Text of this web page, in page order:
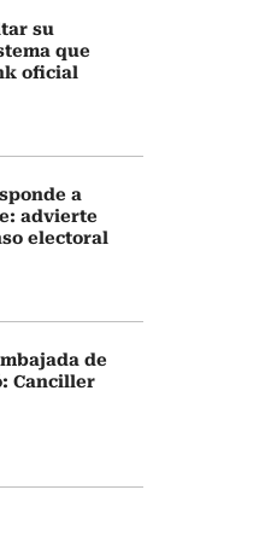
su
que
oficial
a
advierte
electoral
de
Canciller